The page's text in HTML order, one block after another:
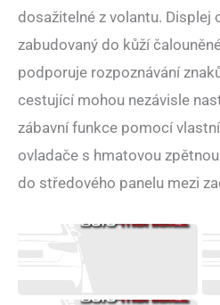
dosažitelné z volantu. Displej
zabudovaný do kůží
podporuje rozpoznávání
cestující mohou nezávisle
zábavní funkce pomocí
ovladače s hmatovou
do středového panelu mezi